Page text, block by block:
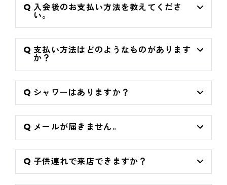
入会後のお支払い方法を教えてくださ
い。
支払い方法はどのようなものがあります
か？
シャワーはありますか？
メールが届きません。
子供連れで来店できますか？